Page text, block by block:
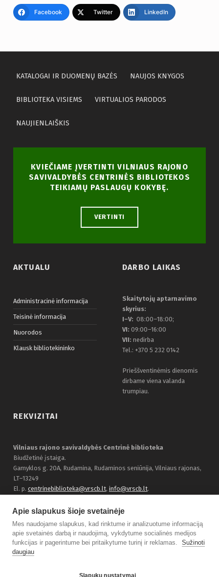
Facebook Twitter LinkedIn
KATALOGAI IR DUOMENŲ BAZĖS NAUJOS KNYGOS
BIBLIOTEKA VISIEMS VIRTUALIOS PARODOS
NAUJIENLAIŠKIS
KVIEČIAME ĮVERTINTI VILNIAUS RAJONO
SAVIVALDYBĖS CENTRINĖS BIBLIOTEKOS
TEIKIAMŲ PASLAUGŲ KOKYBĘ.
VERTINTI
AKTUALU
Administracinė informacija
Teisinė informacija
Nuorodos
Klausk bibliotekininko
DARBO LAIKAS
Skaitytojų aptarnavimo
skyrius:
I–V: 08:00–18:00;
VI: 09:00–16:00
VII: nedirba
Tel.: +370 5 232 0142
Prieššventinėmis dienomis
dirbame viena valanda
trumpiau.
REKVIZITAI
Vilniaus rajono savivaldybės Centrinė biblioteka
Biudžetinė įstaiga.
Gamyklos g. 20A, Rudamina, Rudaminos seniūnija, Vilniaus rajonas,
LT–13249
El. p. centrinebiblioteka@vrscb.lt, info@vrscb.lt.
kodas 303116707
Bendraukime:
Facebook
© 2021 Vilniaus rajono savivaldybės Centrinė biblioteka.
Apie slapukus šioje svetainėje
Mes naudojame slapukus, kad rinktume ir analizuotume informaciją
apie svetainės darbą ir naudojimą, vykdytume socialinės medijos
funkcijas ir pagerintume bei pritaikytume turinį ir reklamas.
Sužinoti
daugiau
Slapukų nustatymai